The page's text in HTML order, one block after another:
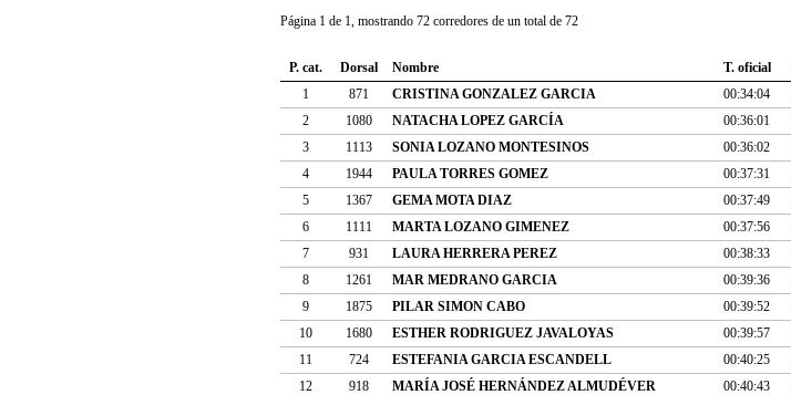
Página 1 de 1, mostrando 72 corredores de un total de 72
P. cat. Dorsal Nombre T. oficial
1
871 CRISTINA GONZALEZ GARCIA 00:34:04
2
1080 NATACHA LOPEZ GARCÍA 00:36:01
3
1113 SONIA LOZANO MONTESINOS 00:36:02
4
1944 PAULA TORRES GOMEZ 00:37:31
5
1367 GEMA MOTA DIAZ 00:37:49
6
1111 MARTA LOZANO GIMENEZ 00:37:56
7
931 LAURA HERRERA PEREZ 00:38:33
8
1261 MAR MEDRANO GARCIA 00:39:36
9
1875 PILAR SIMON CABO 00:39:52
10
1680 ESTHER RODRIGUEZ JAVALOYAS 00:39:57
11
724 ESTEFANIA GARCIA ESCANDELL 00:40:25
12
918 MARÍA JOSÉ HERNÁNDEZ ALMUDÉVER 00:40:43